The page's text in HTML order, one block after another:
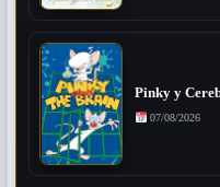
Pinky y
07/08/2026